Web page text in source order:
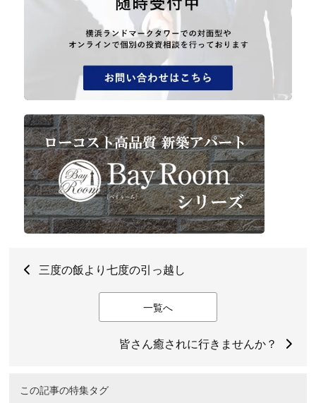
三度の飯より七度の引っ越し
一覧へ
皆さん癒されに行きませんか？
この記事の特集タグ